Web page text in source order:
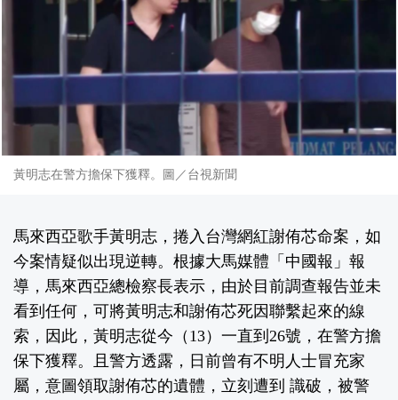
黃明志在警方擔保下獲釋。圖／台視新聞
馬來西亞歌手黃明志，捲入台灣網紅謝侑芯命案，如
今案情疑似出現逆轉。根據大馬媒體「中國報」報
導，馬來西亞總檢察長表示，由於目前調查報告並未
看到任何，可將黃明志和謝侑芯死因聯繫起來的線
索，因此，黃明志從今（13）一直到26號，在警方擔
保下獲釋。且警方透露，日前曾有不明人士冒充家
屬，意圖領取謝侑芯的遺體，立刻遭到 識破，被警